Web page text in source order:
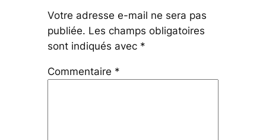
Votre adresse e-mail ne sera pas
publiée. Les champs obligatoires
sont indiqués avec *
Commentaire *